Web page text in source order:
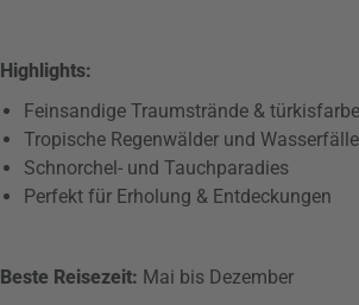
Highlights:
Feinsandige Traumstrände &
Tropische Regenwälder und Wasserfälle
Schnorchel- und Tauchparadies
Perfekt für Erholung & Entdeckungen
Beste Reisezeit: Mai bis Dezember